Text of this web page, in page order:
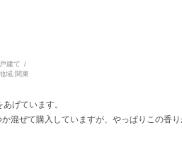
建て
域:関東
げています。
混ぜて購入していますが、やっぱりこの香り